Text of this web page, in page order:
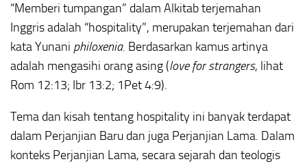
“Memberi tumpangan” dalam Alkitab terjemahan
Inggris adalah “hospitality”, merupakan terjemahan dari
kata Yunani philoxenia. Berdasarkan kamus artinya
adalah mengasihi orang asing (love for strangers, lihat
Rom 12:13; Ibr 13:2; 1Pet 4:9).
Tema dan kisah tentang hospitality ini banyak terdapat
dalam Perjanjian Baru dan juga Perjanjian Lama. Dalam
konteks Perjanjian Lama, secara sejarah dan teologis